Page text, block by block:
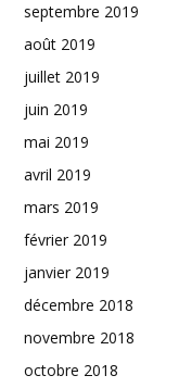
septembre 2019
août 2019
juillet 2019
juin 2019
mai 2019
avril 2019
mars 2019
février 2019
janvier 2019
décembre 2018
novembre 2018
octobre 2018